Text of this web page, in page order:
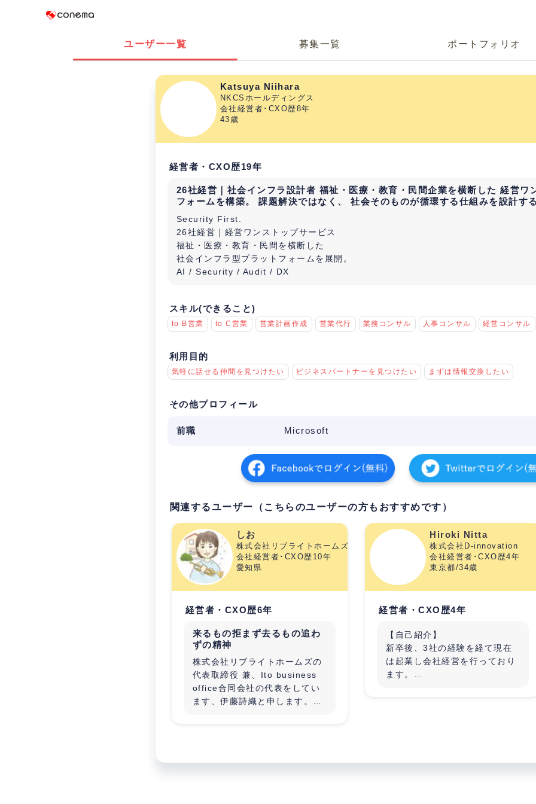
ユーザー一覧 募集一覧 ポートフォリオ
Katsuya Niihara
NKCSホールディングス
会社経営者･CXO歴8年
43歳
経営者・CXO歴19年
26社経営｜社会インフラ設計者 福祉・医療・教育・民間企業を横断した 経営ワ
フォームを構築。 課題解決ではなく、 社会そのものが循環する仕組みを設計
Security First.
26社経営｜経営ワンストップサービス
福祉・医療・教育・民間を横断した
社会インフラ型プラットフォームを展開。
AI / Security / Audit / DX
スキル(できること)
to B営業 to C営業 営業計画作成 営業代行 業務コンサル 人事コンサル 経営コンサル
利用目的
気軽に話せる仲間を見つけたい ビジネスパートナーを見つけたい まずは情報交換したい
その他プロフィール
前職 Microsoft
関連するユーザー（こちらのユーザーの方もおすすめです）
しお
株式会社リブライトホームズ・Ito business office合同会社
会社経営者･CXO歴10年
愛知県
経営者・CXO歴6年
来るもの拒まず去るもの追わ
ずの精神
株式会社リブライトホームズの
代表取締役 兼、Ito business
office合同会社の代表をしてい
ます、伊藤詩織と申します。
Hiroki Nitta
株式会社D-innovation
会社経営者･CXO歴4年
東京都/34歳
経営者・CXO歴4年
【自己紹介】
新卒後、3社の経験を経て現在
は起業し会社経営を行っており
ます。